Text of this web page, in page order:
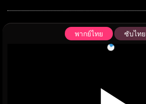
พากย์ไทย ซับไทย